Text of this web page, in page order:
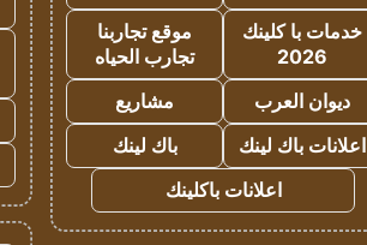
خدمات با كلينك
2026
موقع تجاربنا
تجارب الحياه
ديوان العرب
مشاريع
اعلانات باك لينك
باك لينك
اعلانات باكلينك